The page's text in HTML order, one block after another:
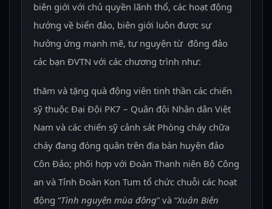
biên giới với chủ quyền lãnh thổ, các hoạt động
hướng về biển đảo, biên giới luôn được sự
hưởng ứng mạnh mẽ, tự nguyện từ đông đảo
các bạn ĐVTN với các chương trình như:
thăm và tặng quà động viên tinh thần các chiến
sỹ thuộc Đại Đội PK7 – Quân đội Nhân dân Việt
Nam và các chiến sỹ cảnh sát Phòng cháy chữa
cháy đang đóng quân trên địa bàn huyện đảo
Côn Đảo; phối hợp với Đoàn Thanh niên Bộ Công
an và Tỉnh Đoàn Kon Tum tổ chức chuỗi các hoạt
động “Tình nguyện mùa đông” và “Xuân Biên